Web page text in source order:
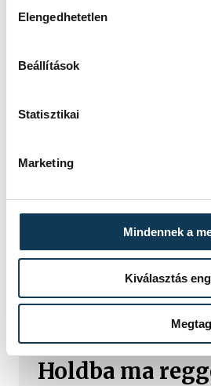
Elengedhetetlen
Beállítások
Statisztikai
Marketing
Mindennek a
Kiválasztás
szakember, aki
hazai energetikai
erőmű olyan
A Tisza-frakció
parlament jövő kedden
köztársasági elnököt.
Valami óriási
Holdba ma